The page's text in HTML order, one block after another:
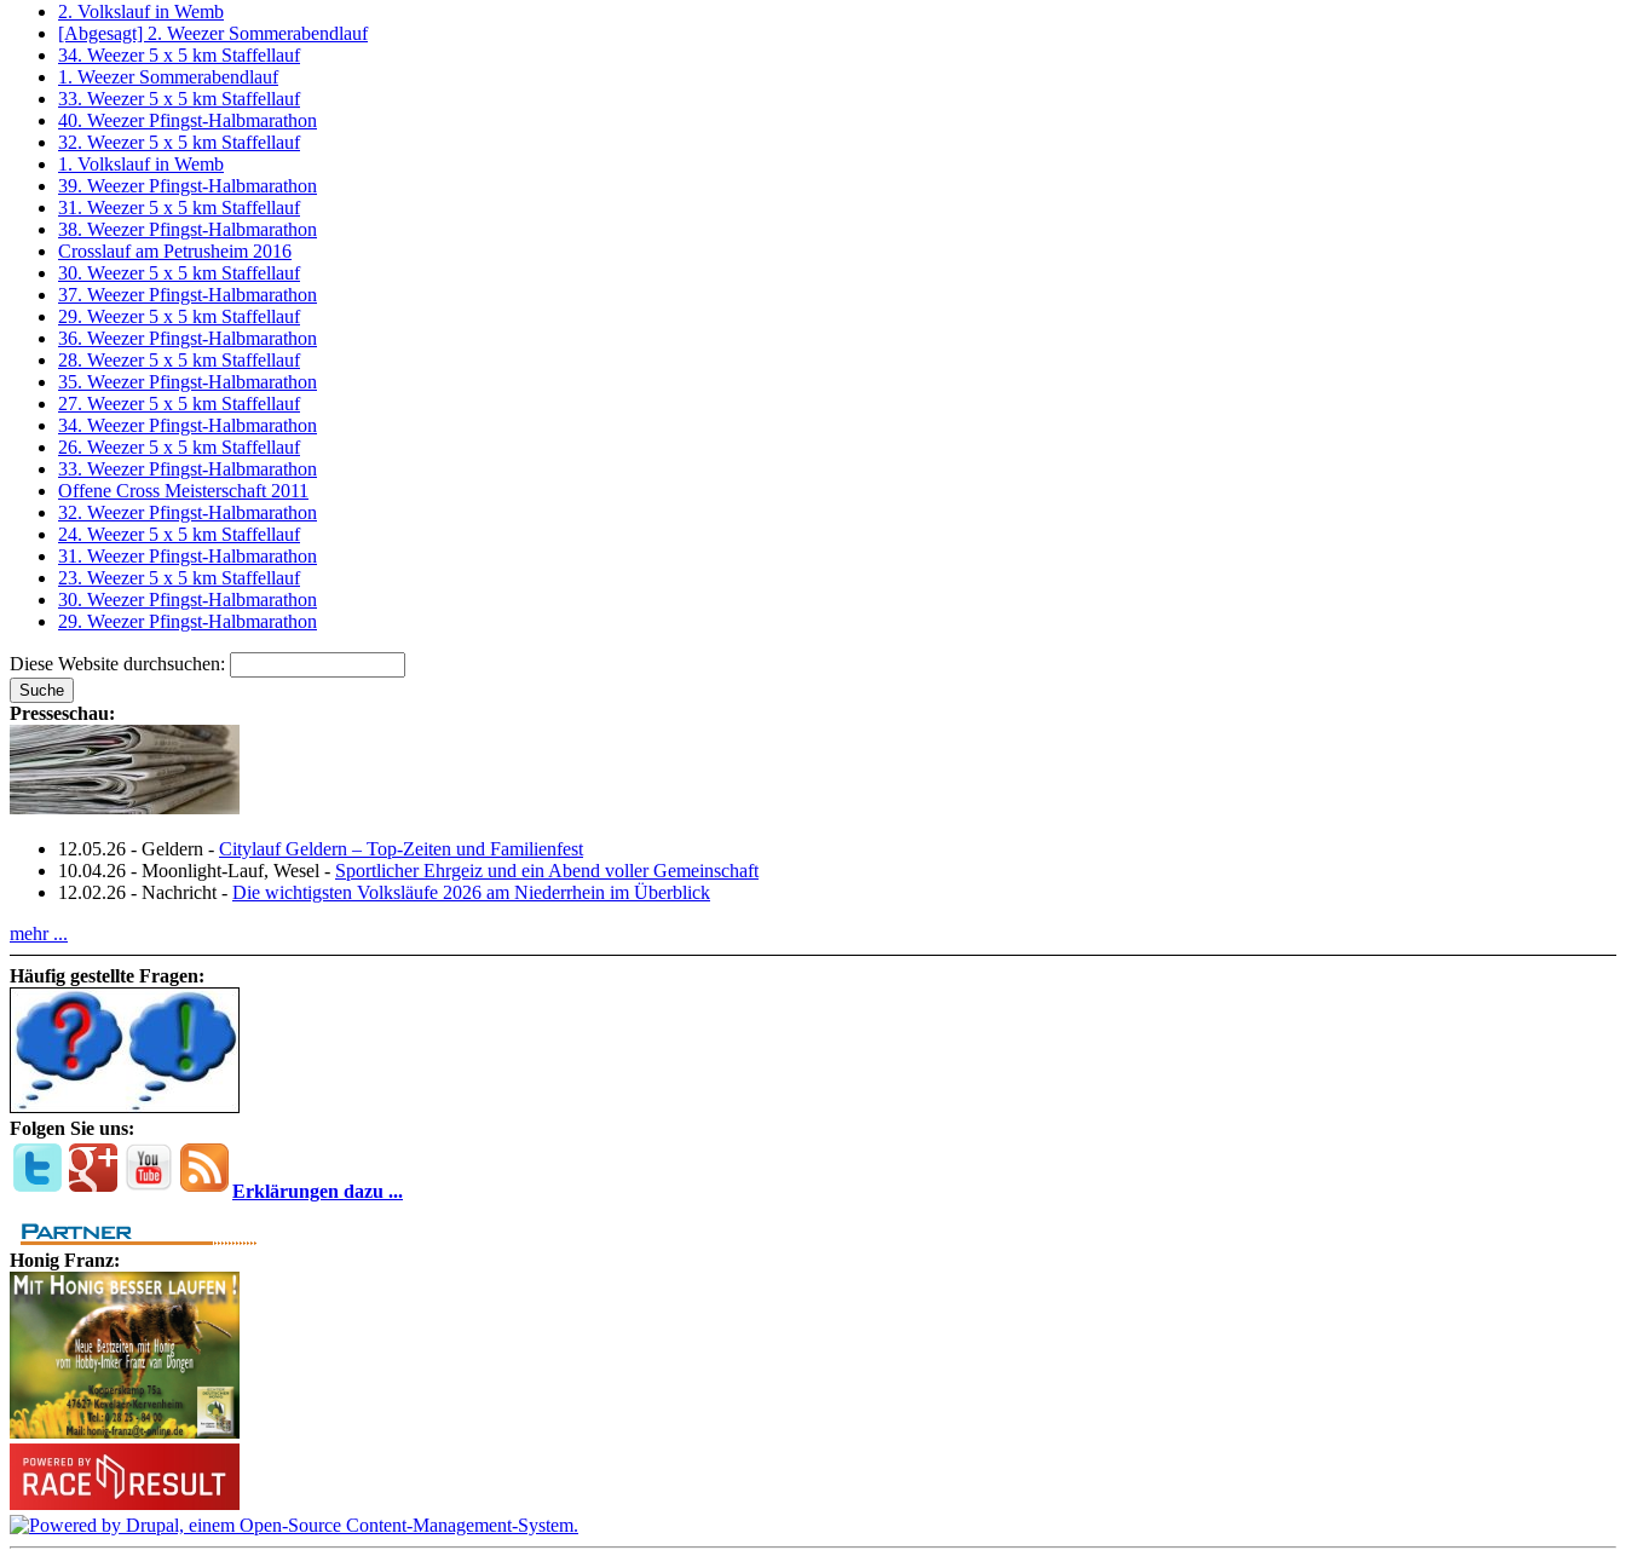
2. Volkslauf in Wemb
[Abgesagt] 2. Weezer Sommerabendlauf
34. Weezer 5 x 5 km Staffellauf
1. Weezer Sommerabendlauf
33. Weezer 5 x 5 km Staffellauf
40. Weezer Pfingst-Halbmarathon
32. Weezer 5 x 5 km Staffellauf
1. Volkslauf in Wemb
39. Weezer Pfingst-Halbmarathon
31. Weezer 5 x 5 km Staffellauf
38. Weezer Pfingst-Halbmarathon
Crosslauf am Petrusheim 2016
30. Weezer 5 x 5 km Staffellauf
37. Weezer Pfingst-Halbmarathon
29. Weezer 5 x 5 km Staffellauf
36. Weezer Pfingst-Halbmarathon
28. Weezer 5 x 5 km Staffellauf
35. Weezer Pfingst-Halbmarathon
27. Weezer 5 x 5 km Staffellauf
34. Weezer Pfingst-Halbmarathon
26. Weezer 5 x 5 km Staffellauf
33. Weezer Pfingst-Halbmarathon
Offene Cross Meisterschaft 2011
32. Weezer Pfingst-Halbmarathon
24. Weezer 5 x 5 km Staffellauf
31. Weezer Pfingst-Halbmarathon
23. Weezer 5 x 5 km Staffellauf
30. Weezer Pfingst-Halbmarathon
29. Weezer Pfingst-Halbmarathon
Diese Website durchsuchen:
Presseschau:
12.05.26 - Geldern - Citylauf Geldern – Top‑Zeiten und Familienfest
10.04.26 - Moonlight-Lauf, Wesel - Sportlicher Ehrgeiz und ein Abend voller Gemeinschaft
12.02.26 - Nachricht - Die wichtigsten Volksläufe 2026 am Niederrhein im Überblick
mehr ...
Häufig gestellte Fragen:
Folgen Sie uns:
Erklärungen dazu ...
Honig Franz: